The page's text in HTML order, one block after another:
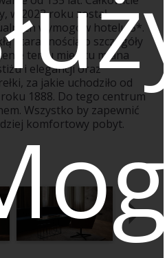
w 2023 roku został
wymogów hotelu 5*.
starannością o szczegóły
temu miejscu miana
i elegancji oraz
za jakie uchodziło od
1888. Do tego centrum
Wszystko by zapewnić
komfortowy pobyt.